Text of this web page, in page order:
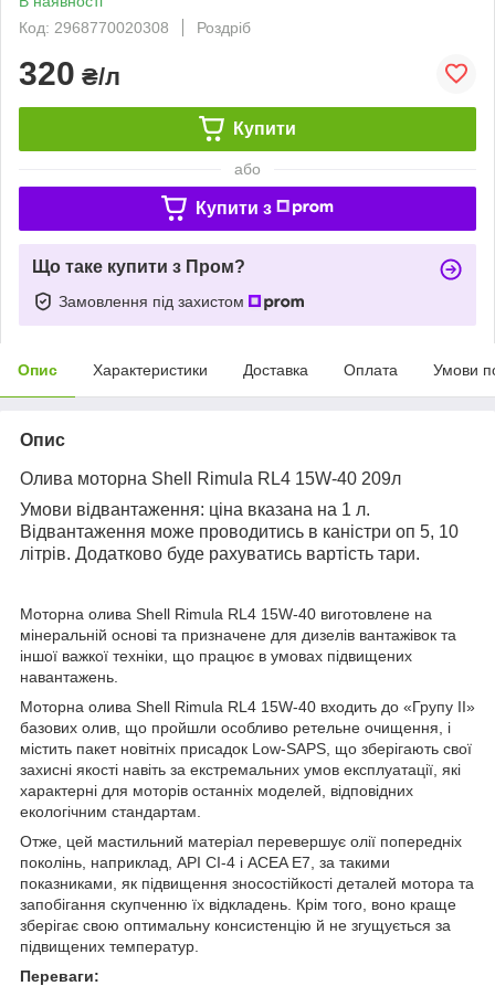
Код: 2968770020308
Роздріб
320 ₴/л
Купити
або
Купити з
Що таке купити з Пром?
Замовлення під захистом
Опис Характеристики Доставка Оплата Умови
Опис
Олива моторна Shell Rimula RL4 15W-40 209л
Умови відвантаження: ціна вказана на 1 л.
Відвантаження може проводитись в каністри оп 5, 10
літрів. Додатково буде рахуватись вартість тари.
Моторна олива Shell Rimula RL4 15W-40 виготовлене на
мінеральній основі та призначене для дизелів вантажівок та
іншої важкої техніки, що працює в умовах підвищених
навантажень.
Моторна олива Shell Rimula RL4 15W-40 входить до «Групу II»
базових олив, що пройшли особливо ретельне очищення, і
містить пакет новітніх присадок Low-SAPS, що зберігають свої
захисні якості навіть за екстремальних умов експлуатації, які
характерні для моторів останніх моделей, відповідних
екологічним стандартам.
Отже, цей мастильний матеріал перевершує олії попередніх
поколінь, наприклад, API CI-4 і ACEA E7, за такими
показниками, як підвищення зносостійкості деталей мотора та
запобігання скупченню їх відкладень. Крім того, воно краще
зберігає свою оптимальну консистенцію й не згущується за
підвищених температур.
Переваги: